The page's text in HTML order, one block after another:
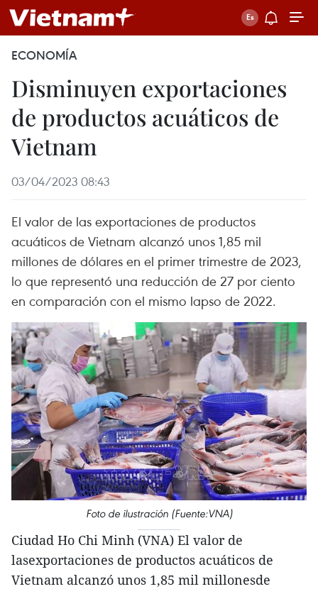
ECONOMÍA
Disminuyen exportaciones
de productos acuáticos de
Vietnam
03/04/2023 08:43
El valor de las exportaciones de productos
acuáticos de Vietnam alcanzó unos 1,85 mil
millones de dólares en el primer trimestre de 2023,
lo que representó una reducción de 27 por ciento
en comparación con el mismo lapso de 2022.
Foto de ilustración (Fuente:VNA)
Ciudad Ho Chi Minh (VNA) El valor de
lasexportaciones de productos acuáticos de
Vietnam alcanzó unos 1,85 mil millonesde